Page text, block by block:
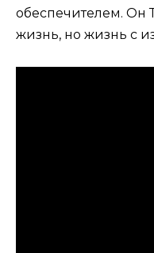
обеспечителем. Он
жизнь, но жизнь с